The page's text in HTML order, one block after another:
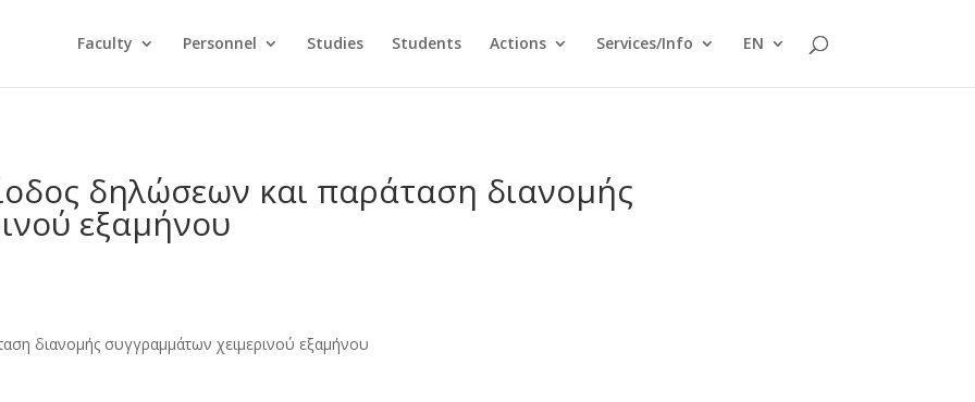
Faculty Personnel Studies Students Actions Services/Info EN
δηλώσεων και παράταση διανομής
εξαμήνου
διανομής συγγραμμάτων χειμερινού εξαμήνου